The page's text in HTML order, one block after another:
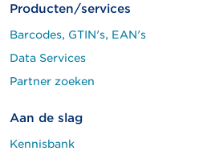
Producten/services
Barcodes, GTIN's, EAN's
Data Services
Partner zoeken
Aan de slag
Kennisbank